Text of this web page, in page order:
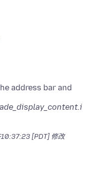
address bar and
[PDT] 修改